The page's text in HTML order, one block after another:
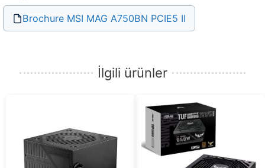
Brochure MSI MAG A750BN PCIE5 II
İlgili ürünler